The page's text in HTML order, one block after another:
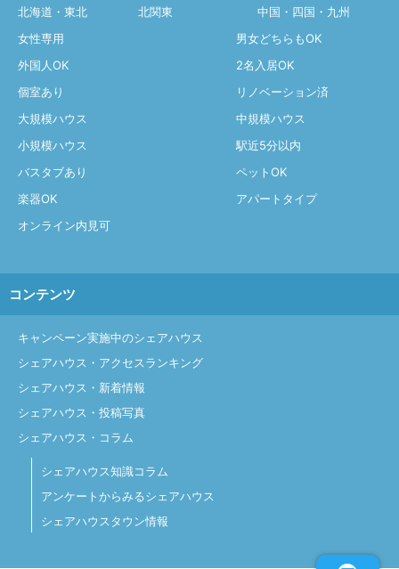
北海道・東北
北関東
中国・四国・九州
女性専用
男女どちらもOK
外国人OK
2名入居OK
個室あり
リノベーション済
大規模ハウス
中規模ハウス
小規模ハウス
駅近5分以内
バスタブあり
ペットOK
楽器OK
アパートタイプ
オンライン内見可
コンテンツ
キャンペーン実施中のシェアハウス
シェアハウス・アクセスランキング
シェアハウス・新着情報
シェアハウス・投稿写真
シェアハウス・コラム
シェアハウス知識コラム
アンケートからみるシェアハウス
シェアハウスタウン情報